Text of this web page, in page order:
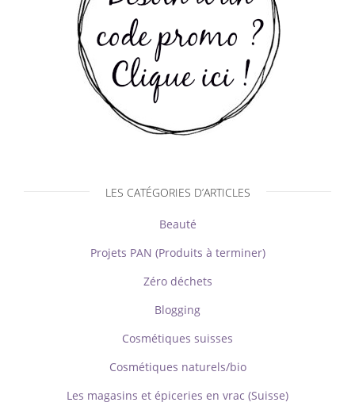
LES CATÉGORIES D’ARTICLES
Beauté
Projets PAN (Produits à terminer)
Zéro déchets
Blogging
Cosmétiques suisses
Cosmétiques naturels/bio
Les magasins et épiceries en vrac (Suisse)